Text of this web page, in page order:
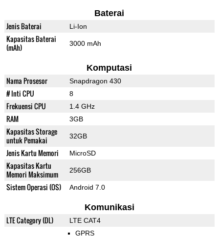
Baterai
Jenis Baterai Li-Ion
Kapasitas Baterai
(mAh)
3000 mAh
Komputasi
Nama Prosesor Snapdragon 430
# Inti CPU 8
Frekuensi CPU 1.4 GHz
RAM 3GB
Kapasitas Storage
untuk Pemakai
32GB
Jenis Kartu Memori MicroSD
Kapasitas Kartu
Memori Maksimum
256GB
Sistem Operasi (OS) Android 7.0
Komunikasi
LTE Category (DL) LTE CAT4
GPRS